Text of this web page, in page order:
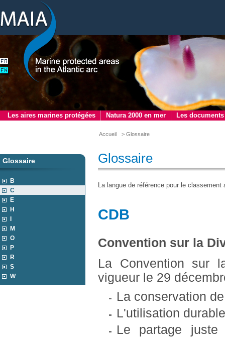
Les aires marines protégées Natura 2000 en mer Les documents
Accueil > Glossaire
Glossaire
B
C
E
H
I
M
O
P
R
S
W
Glossaire
La langue de référence pour le
CDB
Convention sur la
La Convention sur
vigueur le 29
La conservation
L'utilisation
Le partage juste